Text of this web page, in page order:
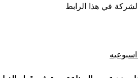
في هذا الرابط